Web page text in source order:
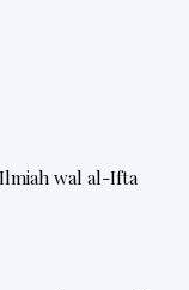
wal al-Ifta